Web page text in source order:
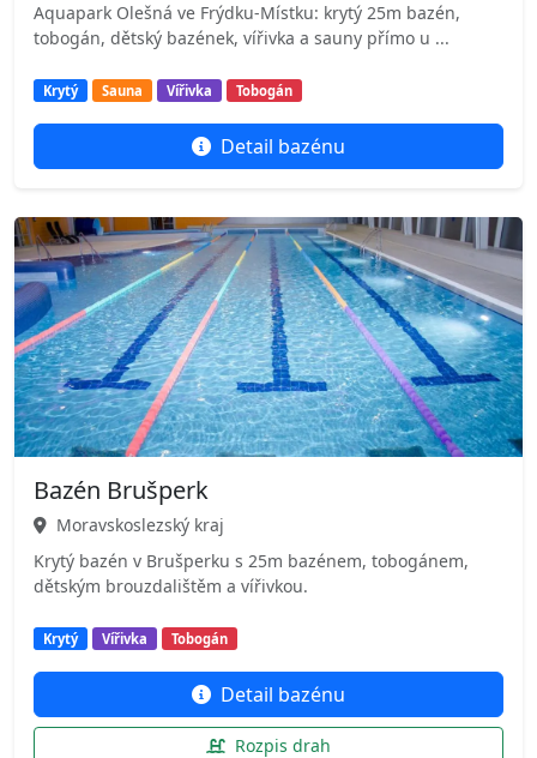
Aquapark Olešná ve Frýdku-Místku: krytý 25m bazén,
tobogán, dětský bazének, vířivka a sauny přímo u ...
Krytý Sauna Vířivka Tobogán
Detail bazénu
Bazén Brušperk
Moravskoslezský kraj
Krytý bazén v Brušperku s 25m bazénem, tobogánem,
dětským brouzdalištěm a vířivkou.
Krytý Vířivka Tobogán
Detail bazénu
Rozpis drah